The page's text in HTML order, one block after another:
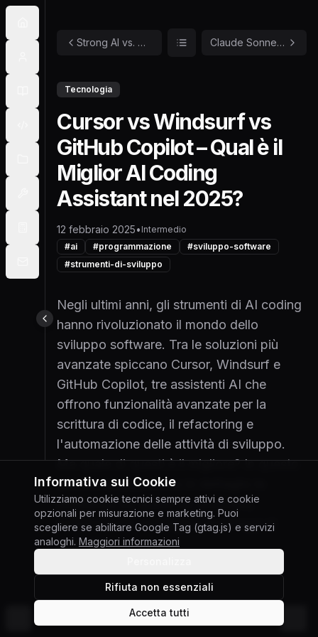
Cambia tema
Strong AI vs. Weak AI - Un'analisi avanzata dell'evoluzione dell'intelligenza artificiale Claude Sonnet 3.7 – Test tra API, Cursor e Claude.ai
Tecnologia
Cursor vs Windsurf vs
GitHub Copilot – Qual è il
Miglior AI Coding
Assistant nel 2025?
12 febbraio 2025• Intermedio
#ai #programmazione #sviluppo-software
#strumenti-di-sviluppo
Negli ultimi anni, gli strumenti di AI coding
hanno rivoluzionato il mondo dello
sviluppo software. Tra le soluzioni più
avanzate spiccano Cursor, Windsurf e
GitHub Copilot, tre assistenti AI che
offrono funzionalità avanzate per la
scrittura di codice, il refactoring e
l'automazione delle attività di sviluppo.
Ma quale di questi è il migliore? In questo
articolo analizzeremo in dettaglio le
differenze tra questi tre strumenti,
evidenziando vantaggi e svantaggi di
ciascuno.
Negli ultimi anni, gli strumenti di
hanno rivoluzionato il mondo dello sviluppo
Giuseppe Gabriele Di Chiara
Informativa sui Cookie
Utilizziamo cookie tecnici sempre attivi e cookie
opzionali per misurazione e marketing. Puoi
scegliere se abilitare Google Tag (gtag.js) e servizi
analoghi. Maggiori informazioni
Rifiuta non essenziali
Accetta tutti